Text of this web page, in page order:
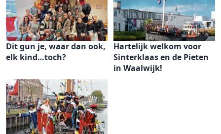
Dit gun je, waar dan ook,
elk kind…toch?
Hartelijk welkom voor
Sinterklaas en de Pieten
in Waalwijk!